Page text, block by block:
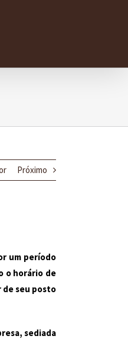
Próximo
um período
o horário de
de seu posto
sediada